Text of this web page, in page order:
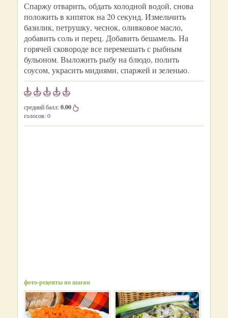
Спаржу отварить, обдать холодной водой, снова
положить в кипяток на 20 секунд. Измельчить
базилик, петрушку, чеснок, оливковое масло,
добавить соль и перец. Добавить бешамель. На
горячей сковороде все перемешать с рыбным
бульоном. Выложить рыбу на блюдо, полить
соусом, украсить мидиями, спаржей и зеленью.
средний балл:0.00
голосов:0
фото-рецепты по шагам